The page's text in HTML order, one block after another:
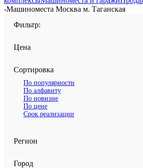
-Машиноместа Москва м. Таганская
Фильтр:
Цена
Сортировка
По популярности
По алфавиту
По новизне
По цене
Срок реализации
Регион
Город